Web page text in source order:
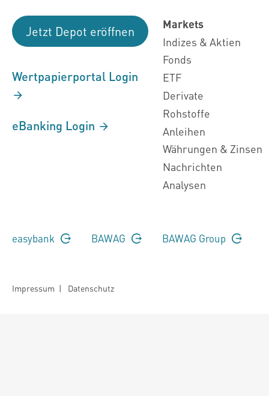
Jetzt Depot eröffnen
Wertpapierportal Login
eBanking Login
Markets
Indizes & Aktien
Fonds
ETF
Derivate
Rohstoffe
Anleihen
Währungen & Zinsen
Nachrichten
Analysen
easybank BAWAG BAWAG Group
Impressum | Datenschutz